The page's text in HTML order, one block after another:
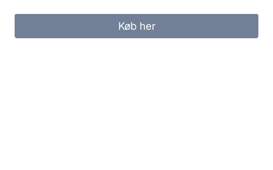
Køb her